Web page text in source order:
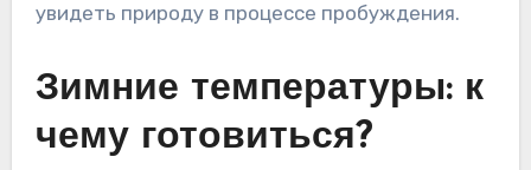
увидеть природу в процессе пробуждения.
Зимние температуры: к
чему готовиться?